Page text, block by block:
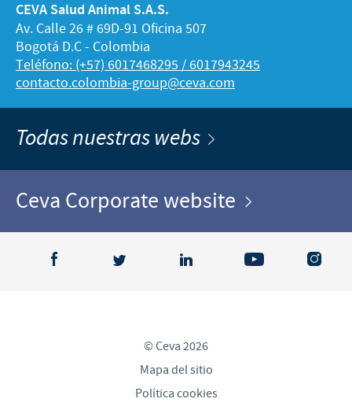
CEVA Salud Animal S.A.S.
Av. Calle 26 # 69D-91 Oficina 507
Bogotá D.C - Colombia
Teléfono: (+57) 6017468295 / 6017943245
contacto.colombia-group@ceva.com
Todas nuestras webs
Ceva Corporate website
© Ceva 2026
Mapa del sitio
Política cookies